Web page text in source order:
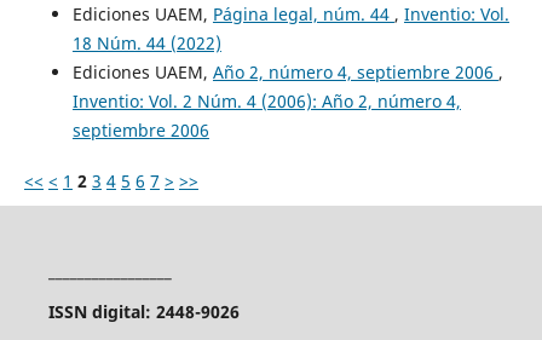
Ediciones UAEM, Página legal, núm. 44 , Inventio: Vol.
18 Núm. 44 (2022)
Ediciones UAEM, Año 2, número 4, septiembre 2006 ,
Inventio: Vol. 2 Núm. 4 (2006): Año 2, número 4,
septiembre 2006
<< < 1 2 3 4 5 6 7 > >>
ISSN digital: 2448-9026